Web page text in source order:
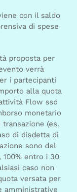
con il saldo
di spese
proposta per
verrà
i partecipanti
alla quota
Flow ssd
monetario
(es.
di disdetta di
sono del
100% entro i 30
caso non
versata per
amministrative